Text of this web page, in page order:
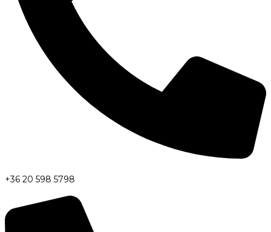
+36 20 598 5798